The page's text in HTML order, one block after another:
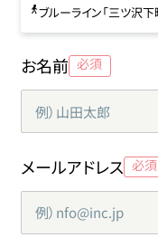
ブルーライン「三ツ沢下
お名前
メールアドレス